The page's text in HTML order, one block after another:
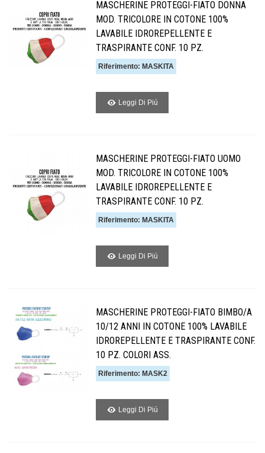
MASCHERINE PROTEGGI-FIATO DONNA
MOD. TRICOLORE IN COTONE 100%
LAVABILE IDROREPELLENTE E
TRASPIRANTE CONF. 10 PZ.
Riferimento: MASKITA
Leggi Di Piú
MASCHERINE PROTEGGI-FIATO UOMO
MOD. TRICOLORE IN COTONE 100%
LAVABILE IDROREPELLENTE E
TRASPIRANTE CONF. 10 PZ.
Riferimento: MASKITA
Leggi Di Piú
MASCHERINE PROTEGGI-FIATO BIMBO/A
10/12 ANNI IN COTONE 100% LAVABILE
IDROREPELLENTE E TRASPIRANTE CONF.
10 PZ. COLORI ASS.
Riferimento: MASK2
Leggi Di Piú